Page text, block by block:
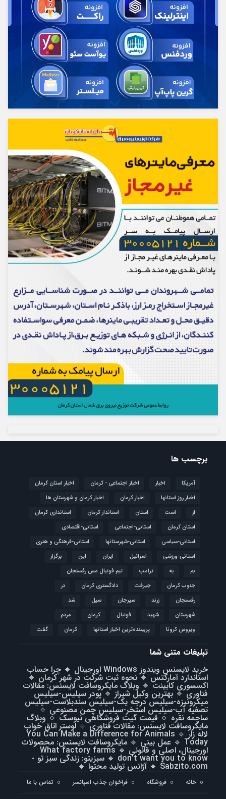
برچسب ها
آمریکا اخبار اخبار اجتماعی - کرمان
اخبار استان کرمان
اخبار روز استانها
اخبار کرمان
اخبار کرمان و شهرستان ها
از
است استان استاندار کرمان
استانداری کرمان
استان کرمان
استانی-اجتماعی
استانی-اقتصادی
استانی-سیاسی
استانی-شهرستانها
استانی-فرهنگی و هنری
استانی-ورزشی
اسرائیل ایران این
برگزار
بم
به ترامپ
تیم فوتبال مس رفسنجان
جنوب کرمان
جیرفت دادگستری کرمان
در
رفسنجان
زرند سیرجان سیل
شد
شهرستان
شهید فوتبال كرمان
مردم
ویروس کرونا
پربیننده‌ترین اخبار استانها کرمان گفت
تبلیغات متنی شما
خرید لایسنس ویندوز Windows اورجینال
🔹 چرا حساب
استاندارد آمارکتس 🔹نحوه ثبت شرکت در شهر کرمان 🔹
اکسسوری کابینت 🔹 وبلاگ مایکروسافت لایسنس: مقالات
فناوری🔹 بهترین وکیل شیراز 🔹پودر سیلیس-سیلیس
میکرونیزه-سیلیس درجه یک-سیلیس سندبلاست-سیلیس
تصفیه آب-سیلیس استخر-سیلیس چمن مصنوعی 🔹
ساچمه نقره 🔹قیمت گیت فروشگاهی نیوسک 🔹 وبلاگ
مایکروسافت لایسنس: مقالات فناوری🔹لوستر اتاق خواب
لاله زار 🔹
You Can Make a Difference for Animals
Today
🔹 عمل بینی 🔹 مایکروسافت لایسنس: محصولات
اورجینال، اصلی و قانونی 🔹
What factory farms
don’t want you to know
🔹 سبزیتو: زندگی سبز تو -
Sabzito.com
🔹 آژانس تولید محتوا🔹
خانه فروشگاه فراخوان جذب اسپانسر تماس با ما